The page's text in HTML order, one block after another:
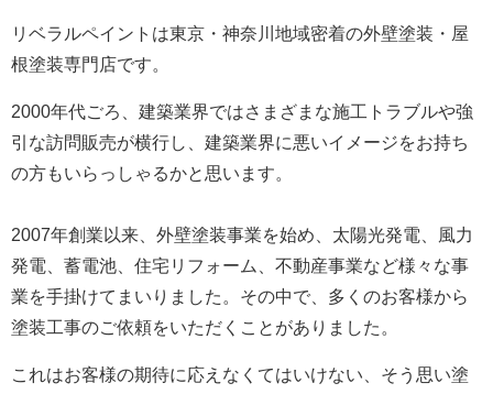
リベラルペイントは東京・神奈川地域密着の外壁塗装・屋
根塗装専門店です。
2000年代ごろ、建築業界ではさまざまな施工トラブルや強
引な訪問販売が横行し、建築業界に悪いイメージをお持ち
の方もいらっしゃるかと思います。
2007年創業以来、外壁塗装事業を始め、太陽光発電、風力
発電、蓄電池、住宅リフォーム、不動産事業など様々な事
業を手掛けてまいりました。 その中で、多くのお客様から
塗装工事のご依頼をいただくことがありました。
これはお客様の期待に応えなくてはいけない、そう思い塗